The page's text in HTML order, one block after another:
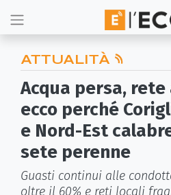
ATTUALITÀ
Acqua persa, rete
ecco perché
e Nord-Est
sete perenne
Guasti continui alle
oltre il 60% e reti locali